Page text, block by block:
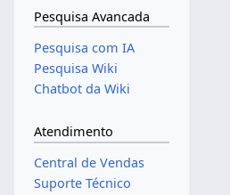
Pesquisa Avancada
Pesquisa com IA
Pesquisa Wiki
Chatbot da Wiki
Atendimento
Central de Vendas
Suporte Técnico